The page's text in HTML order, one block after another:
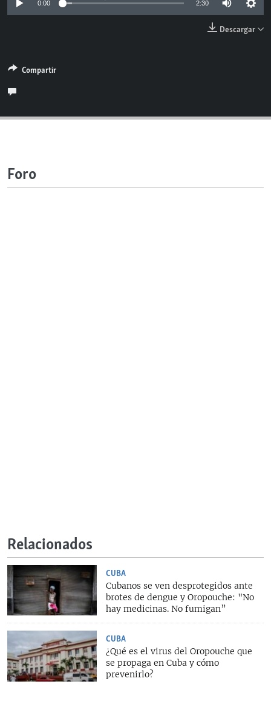
RADIO MARTÍ
LA REALIDAD DE LA VIVIENDA EN CUBA
KENTU-CUBANO
LA INVASIÓN DE RUSIA A UCRANIA
EDITORIALES
0:00 2:30
Descargar
Compartir
Foro
Relacionados
CUBA
Cubanos se ven desprotegidos ante
brotes de dengue y Oropouche: "No
hay medicinas. No fumigan”
CUBA
¿Qué es el virus del Oropouche que
se propaga en Cuba y cómo
prevenirlo?